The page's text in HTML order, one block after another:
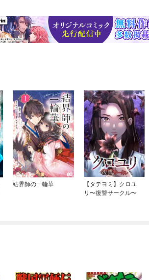
結界師の一輪華
【タテヨミ】クロユ
リ〜復讐サークル〜